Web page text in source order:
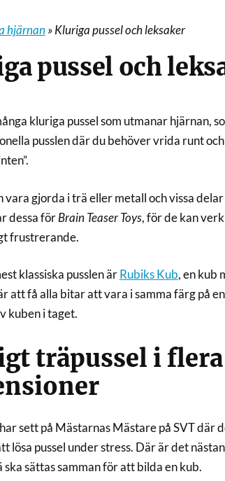
hjärnan »Kluriga pussel och leksaker
pussel och
kluriga pussel som utmanar hjärnan,
pusslen där du behöver vrida runt
vara gjorda i trä eller metall och vissa
dessa förBrain Teaser Toys, för de kan
frustrerande.
klassiska pusslen ärRubiks Kub, en kub
att få alla bitar att vara i samma färg på
kuben i taget.
träpussel i flera
sett på Mästarnas Mästare på SVT där
lösa pussel under stress. Där är det
ska sättas samman för att bilda en kub.